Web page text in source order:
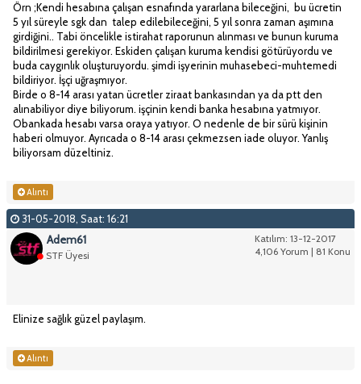
Örn ;Kendi hesabına çalışan esnafında yararlana bileceğini, bu ücretin
5 yıl süreyle sgk dan talep edilebileceğini, 5 yıl sonra zaman aşımına
girdiğini.. Tabi öncelikle istirahat raporunun alınması ve bunun kuruma
bildirilmesi gerekiyor. Eskiden çalışan kuruma kendisi götürüyordu ve
buda caygınlık oluşturuyordu. şimdi işyerinin muhasebeci-muhtemedi
bildiriyor. İşçi uğraşmıyor.
Birde o 8-14 arası yatan ücretler ziraat bankasından ya da ptt den
alınabiliyor diye biliyorum. işçinin kendi banka hesabına yatmıyor.
Obankada hesabı varsa oraya yatıyor. O nedenle de bir sürü kişinin
haberi olmuyor. Ayrıcada o 8-14 arası çekmezsen iade oluyor. Yanlış
biliyorsam düzeltiniz.
Alıntı
31-05-2018, Saat: 16:21
Katılım: 13-12-2017
4,106 Yorum | 81 Konu
Adem61
STF Üyesi
Elinize sağlık güzel paylaşım.
Alıntı